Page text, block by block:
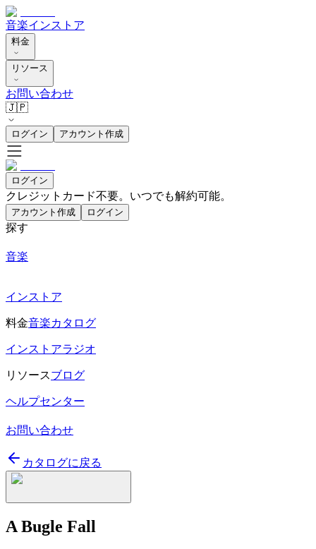
音楽インストア
料金
リソース
お問い合わせ
🇯🇵
ログイン アカウント作成
ログイン
クレジットカード不要。いつでも解約可能。
アカウント作成 ログイン
探す
音楽
インストア
料金音楽カタログ
インストアラジオ
リソースブログ
ヘルプセンター
お問い合わせ
カタログに戻る
A Bugle Fall